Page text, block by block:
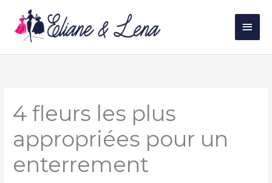
contenu
4 fleurs les plus
appropriées pour un
enterrement